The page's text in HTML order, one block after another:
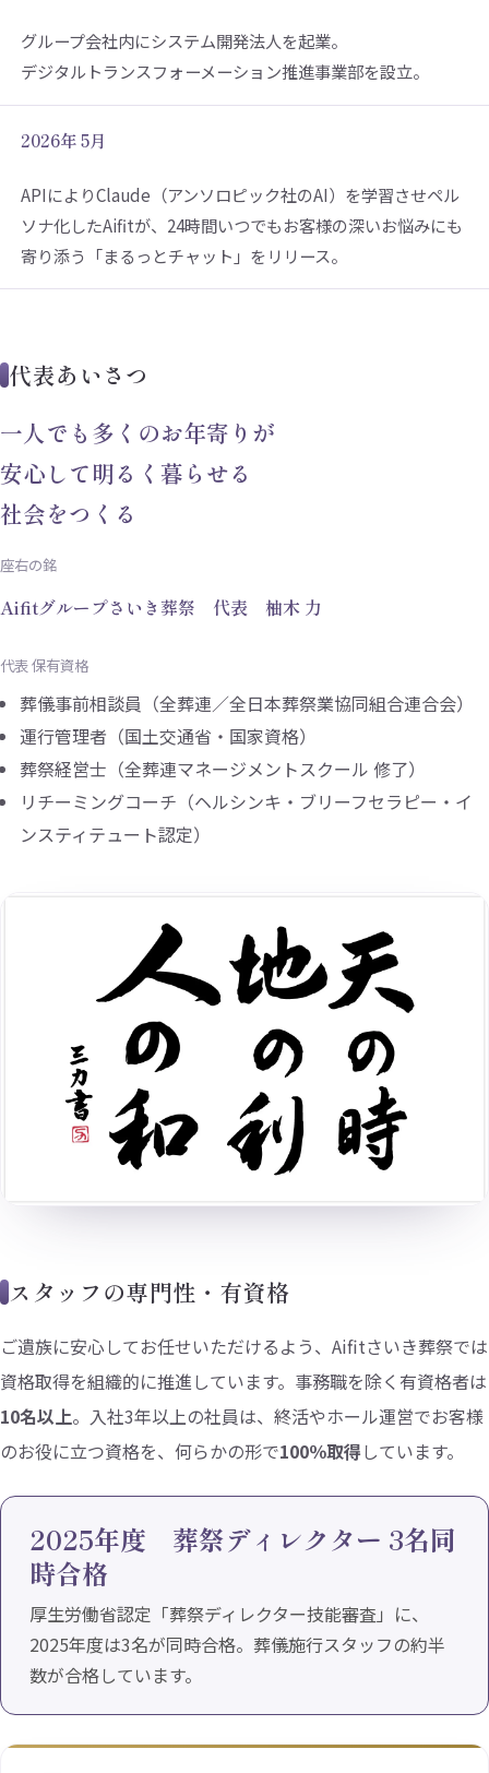
グループ会社内にシステム開発法人を起業。
デジタルトランスフォーメーション推進事業部を設立。
2026年 5月
APIによりClaude（アンソロピック社のAI）を学習させペル
ソナ化したAifitが、24時間いつでもお客様の深いお悩みにも
寄り添う「まるっとチャット」をリリース。
代表あいさつ
一人でも多くのお年寄りが
安心して明るく暮らせる
社会をつくる
座右の銘
Aifitグループさいき葬祭 代表 柚木 力
代表 保有資格
葬儀事前相談員（全葬連／全日本葬祭業協同組合連合会）
運行管理者（国土交通省・国家資格）
葬祭経営士（全葬連マネージメントスクール 修了）
リチーミングコーチ（ヘルシンキ・ブリーフセラピー・イ
ンスティテュート認定）
スタッフの専門性・有資格
ご遺族に安心してお任せいただけるよう、Aifitさいき葬祭では
資格取得を組織的に推進しています。事務職を除く有資格者は
10名以上。入社3年以上の社員は、終活やホール運営でお客様
のお役に立つ資格を、何らかの形で100％取得しています。
2025年度 葬祭ディレクター 3名同
時合格
厚生労働省認定「葬祭ディレクター技能審査」に、
2025年度は3名が同時合格。葬儀施行スタッフの約半
数が合格しています。